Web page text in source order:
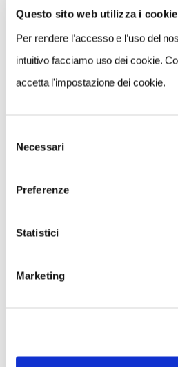
Questo sito web utilizza i cookie
Per rendere l’accesso e l’uso del
intuitivo facciamo uso dei cookie.
accetta l'impostazione dei cookie.
delNecessari
Preferenze
Statistici
Marketing
Nessun